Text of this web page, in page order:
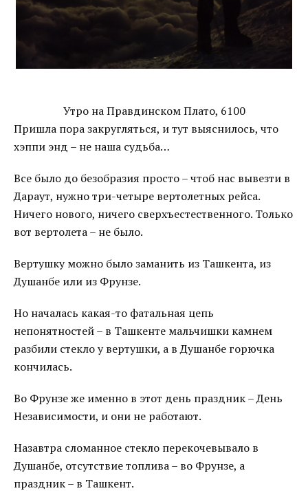
Утро на Правдинском Плато, 6100
Пришла пора закругляться, и тут выяснилось, что
хэппи энд – не наша судьба…
Все было до безобразия просто – чтоб нас вывезти в
Дараут, нужно три-четыре вертолетных рейса.
Ничего нового, ничего сверхъестественного. Только
вот вертолета – не было.
Вертушку можно было заманить из Ташкента, из
Душанбе или из Фрунзе.
Но началась какая-то фатальная цепь
непонятностей – в Ташкенте мальчишки камнем
разбили стекло у вертушки, а в Душанбе горючка
кончилась.
Во Фрунзе же именно в этот день праздник – День
Независимости, и они не работают.
Назавтра сломанное стекло перекочевывало в
Душанбе, отсутствие топлива – во Фрунзе, а
праздник – в Ташкент.